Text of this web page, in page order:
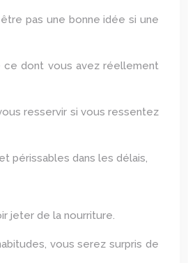
pas une bonne idée si une
dont vous avez réellement
resservir si vous ressentez
périssables dans les délais,
jeter de la nourriture.
vous serez surpris de